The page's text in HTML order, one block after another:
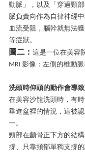
動脈」，以及「穿過頸
脈負責向作為自律神經
血流受阻，腦幹就無法
等症狀。
圖二： 這是一位在美容
MRI 影像：左側的椎動
洗頭時仰頭的動作會導
在美容沙龍洗頭時，有
垂進盆裡的情況，這被
一。
頸部在顱骨正下方的結
撐、只靠頸部單獨支撐